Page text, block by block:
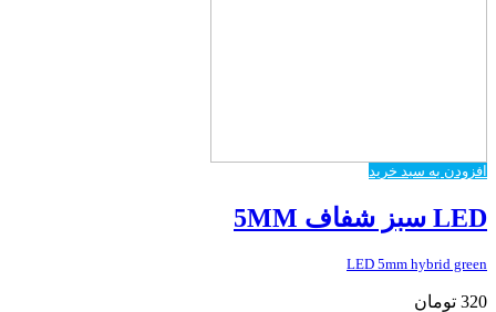
افزودن به سبد خرید
LED سبز شفاف 5MM
LED 5mm hybrid green
320 تومان